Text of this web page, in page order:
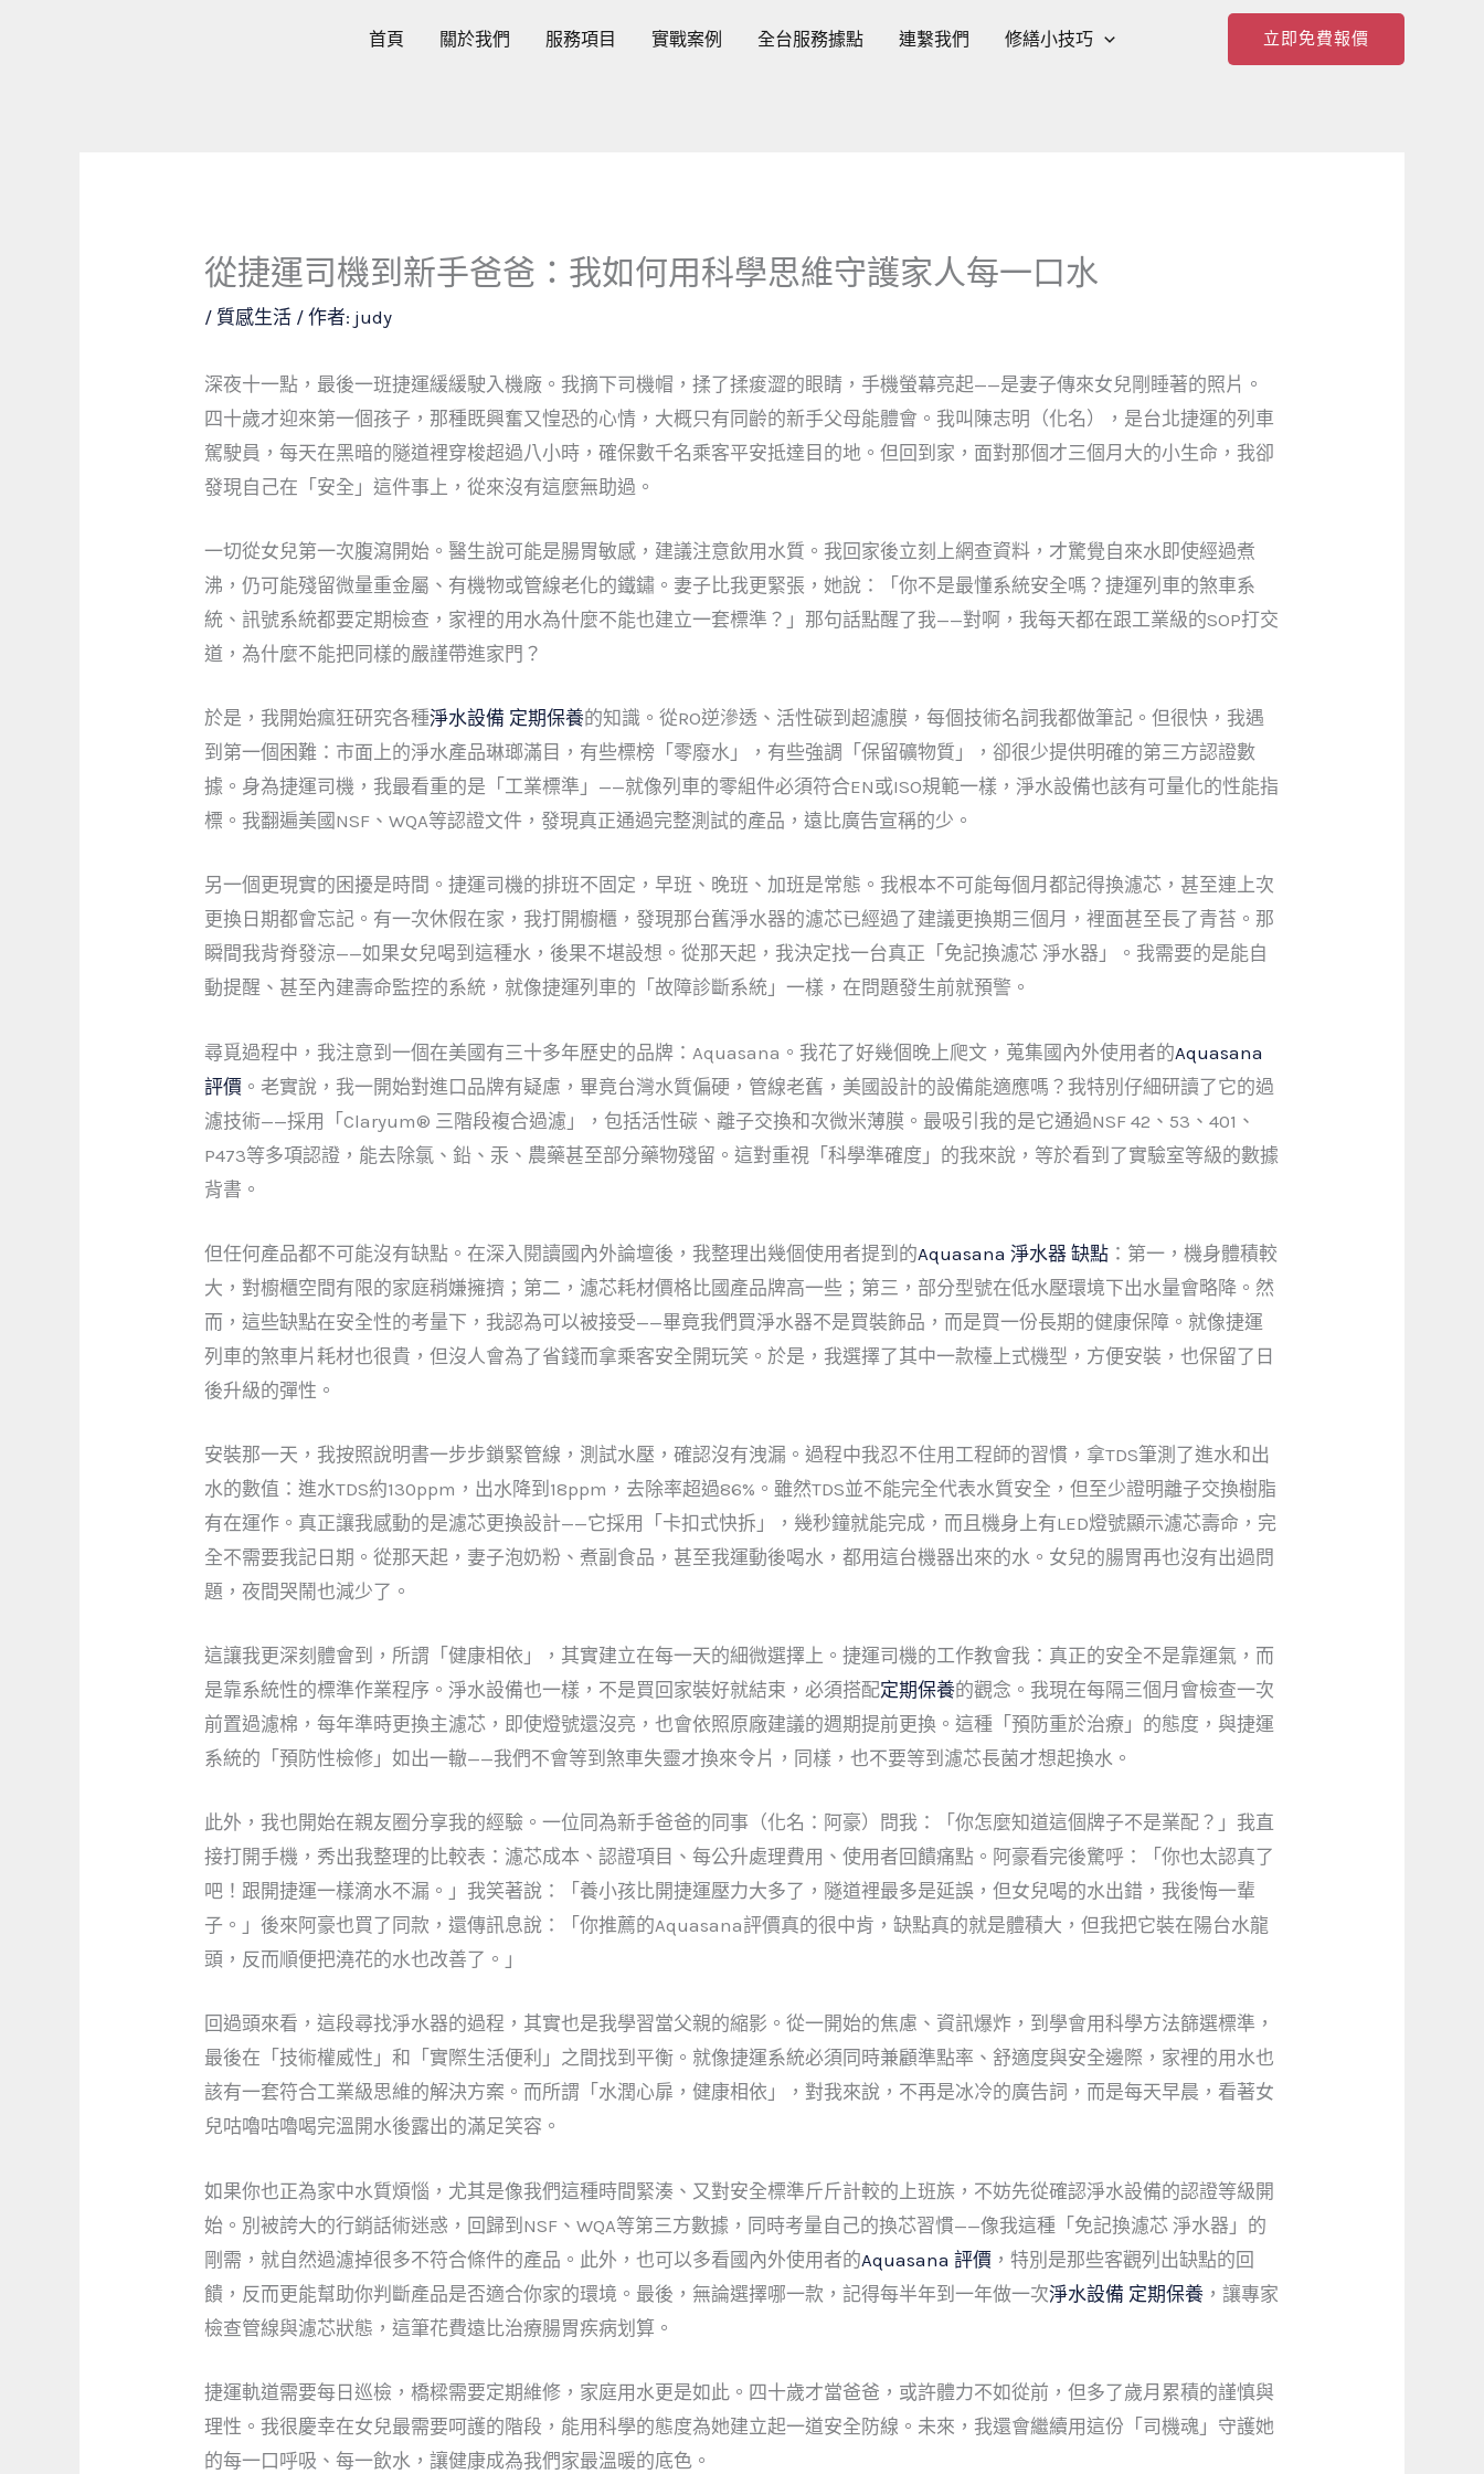
首頁 關於我們 服務項目 實戰案例 全台服務據點 連繫我們 修繕小技巧 立即免費報價
從捷運司機到新手爸爸：我如何用科學思維守護家人每一口水
/ 質感生活 / 作者: judy
深夜十一點，最後一班捷運緩緩駛入機廠。我摘下司機帽，揉了揉痠澀的眼睛，手機螢幕亮起——是妻子傳來女兒剛睡著的照片。
四十歲才迎來第一個孩子，那種既興奮又惶恐的心情，大概只有同齡的新手父母能體會。我叫陳志明（化名），是台北捷運的列車
駕駛員，每天在黑暗的隧道裡穿梭超過八小時，確保數千名乘客平安抵達目的地。但回到家，面對那個才三個月大的小生命，我卻
發現自己在「安全」這件事上，從來沒有這麼無助過。
一切從女兒第一次腹瀉開始。醫生說可能是腸胃敏感，建議注意飲用水質。我回家後立刻上網查資料，才驚覺自來水即使經過煮
沸，仍可能殘留微量重金屬、有機物或管線老化的鐵鏽。妻子比我更緊張，她說：「你不是最懂系統安全嗎？捷運列車的煞車系
統、訊號系統都要定期檢查，家裡的用水為什麼不能也建立一套標準？」那句話點醒了我——對啊，我每天都在跟工業級的SOP打交
道，為什麼不能把同樣的嚴謹帶進家門？
於是，我開始瘋狂研究各種淨水設備 定期保養的知識。從RO逆滲透、活性碳到超濾膜，每個技術名詞我都做筆記。但很快，我遇
到第一個困難：市面上的淨水產品琳瑯滿目，有些標榜「零廢水」，有些強調「保留礦物質」，卻很少提供明確的第三方認證數
據。身為捷運司機，我最看重的是「工業標準」——就像列車的零組件必須符合EN或ISO規範一樣，淨水設備也該有可量化的性能指
標。我翻遍美國NSF、WQA等認證文件，發現真正通過完整測試的產品，遠比廣告宣稱的少。
另一個更現實的困擾是時間。捷運司機的排班不固定，早班、晚班、加班是常態。我根本不可能每個月都記得換濾芯，甚至連上次
更換日期都會忘記。有一次休假在家，我打開櫥櫃，發現那台舊淨水器的濾芯已經過了建議更換期三個月，裡面甚至長了青苔。那
瞬間我背脊發涼——如果女兒喝到這種水，後果不堪設想。從那天起，我決定找一台真正「免記換濾芯 淨水器」。我需要的是能自
動提醒、甚至內建壽命監控的系統，就像捷運列車的「故障診斷系統」一樣，在問題發生前就預警。
尋覓過程中，我注意到一個在美國有三十多年歷史的品牌：Aquasana。我花了好幾個晚上爬文，蒐集國內外使用者的Aquasana
評價 。老實說，我一開始對進口品牌有疑慮，畢竟台灣水質偏硬，管線老舊，美國設計的設備能適應嗎？我特別仔細研讀了它的過
濾技術——採用「Claryum® 三階段複合過濾」，包括活性碳、離子交換和次微米薄膜。最吸引我的是它通過NSF 42、53、401、
P473等多項認證，能去除氯、鉛、汞、農藥甚至部分藥物殘留。這對重視「科學準確度」的我來說，等於看到了實驗室等級的數據
背書。
但任何產品都不可能沒有缺點。在深入閱讀國內外論壇後，我整理出幾個使用者提到的Aquasana 淨水器 缺點 ：第一，機身體積較
大，對櫥櫃空間有限的家庭稍嫌擁擠；第二，濾芯耗材價格比國產品牌高一些；第三，部分型號在低水壓環境下出水量會略降。然
而，這些缺點在安全性的考量下，我認為可以被接受——畢竟我們買淨水器不是買裝飾品，而是買一份長期的健康保障。就像捷運
列車的煞車片耗材也很貴，但沒人會為了省錢而拿乘客安全開玩笑。於是，我選擇了其中一款檯上式機型，方便安裝，也保留了日
後升級的彈性。
安裝那一天，我按照說明書一步步鎖緊管線，測試水壓，確認沒有洩漏。過程中我忍不住用工程師的習慣，拿TDS筆測了進水和出
水的數值：進水TDS約130ppm，出水降到18ppm，去除率超過86%。雖然TDS並不能完全代表水質安全，但至少證明離子交換樹脂
有在運作。真正讓我感動的是濾芯更換設計——它採用「卡扣式快拆」，幾秒鐘就能完成，而且機身上有LED燈號顯示濾芯壽命，完
全不需要我記日期。從那天起，妻子泡奶粉、煮副食品，甚至我運動後喝水，都用這台機器出來的水。女兒的腸胃再也沒有出過問
題，夜間哭鬧也減少了。
這讓我更深刻體會到，所謂「健康相依」，其實建立在每一天的細微選擇上。捷運司機的工作教會我：真正的安全不是靠運氣，而
是靠系統性的標準作業程序。淨水設備也一樣，不是買回家裝好就結束，必須搭配定期保養的觀念。我現在每隔三個月會檢查一次
前置過濾棉，每年準時更換主濾芯，即使燈號還沒亮，也會依照原廠建議的週期提前更換。這種「預防重於治療」的態度，與捷運
系統的「預防性檢修」如出一轍——我們不會等到煞車失靈才換來令片，同樣，也不要等到濾芯長菌才想起換水。
此外，我也開始在親友圈分享我的經驗。一位同為新手爸爸的同事（化名：阿豪）問我：「你怎麼知道這個牌子不是業配？」我直
接打開手機，秀出我整理的比較表：濾芯成本、認證項目、每公升處理費用、使用者回饋痛點。阿豪看完後驚呼：「你也太認真了
吧！跟開捷運一樣滴水不漏。」我笑著說：「養小孩比開捷運壓力大多了，隧道裡最多是延誤，但女兒喝的水出錯，我後悔一輩
子。」後來阿豪也買了同款，還傳訊息說：「你推薦的Aquasana評價真的很中肯，缺點真的就是體積大，但我把它裝在陽台水龍
頭，反而順便把澆花的水也改善了。」
回過頭來看，這段尋找淨水器的過程，其實也是我學習當父親的縮影。從一開始的焦慮、資訊爆炸，到學會用科學方法篩選標準，
最後在「技術權威性」和「實際生活便利」之間找到平衡。就像捷運系統必須同時兼顧準點率、舒適度與安全邊際，家裡的用水也
該有一套符合工業級思維的解決方案。而所謂「水潤心扉，健康相依」，對我來說，不再是冰冷的廣告詞，而是每天早晨，看著女
兒咕嚕咕嚕喝完溫開水後露出的滿足笑容。
如果你也正為家中水質煩惱，尤其是像我們這種時間緊湊、又對安全標準斤斤計較的上班族，不妨先從確認淨水設備的認證等級開
始。別被誇大的行銷話術迷惑，回歸到NSF、WQA等第三方數據，同時考量自己的換芯習慣——像我這種「免記換濾芯 淨水器」的
剛需，就自然過濾掉很多不符合條件的產品。此外，也可以多看國內外使用者的Aquasana 評價 ，特別是那些客觀列出缺點的回
饋，反而更能幫助你判斷產品是否適合你家的環境。最後，無論選擇哪一款，記得每半年到一年做一次淨水設備 定期保養 ，讓專家
檢查管線與濾芯狀態，這筆花費遠比治療腸胃疾病划算。
捷運軌道需要每日巡檢，橋樑需要定期維修，家庭用水更是如此。四十歲才當爸爸，或許體力不如從前，但多了歲月累積的謹慎與
理性。我很慶幸在女兒最需要呵護的階段，能用科學的態度為她建立起一道安全防線。未來，我還會繼續用這份「司機魂」守護她
的每一口呼吸、每一飲水，讓健康成為我們家最溫暖的底色。